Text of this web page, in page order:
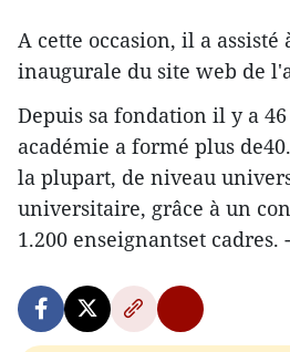
A cette occasion, il a assisté
inaugurale du site web de
Depuis sa fondation il y a 46
académie a formé plus
la plupart, de niveau
universitaire, grâce à un
1.200 enseignantset cadres.